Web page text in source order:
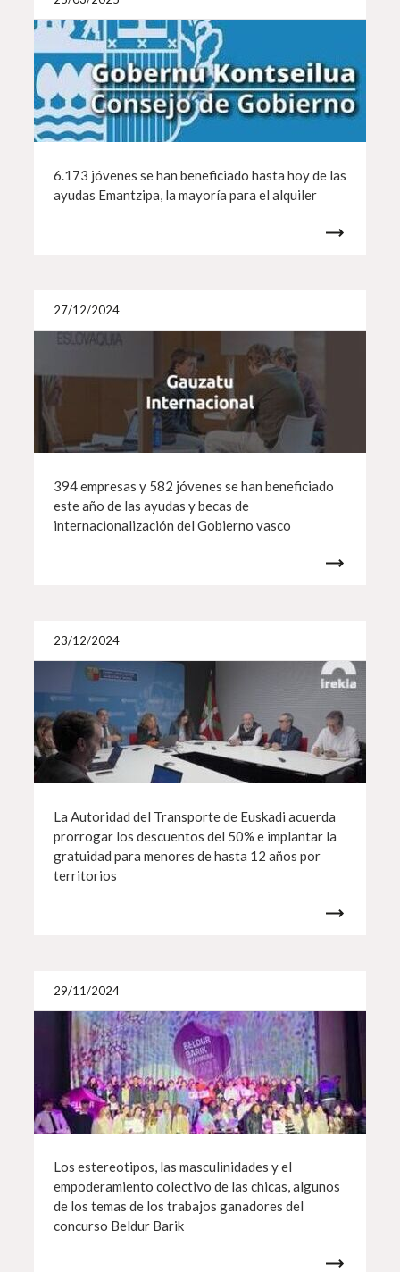
6.173 jóvenes se han beneficiado hasta hoy de las
ayudas Emantzipa, la mayoría para el alquiler
27/12/2024
394 empresas y 582 jóvenes se han beneficiado
este año de las ayudas y becas de
internacionalización del Gobierno vasco
23/12/2024
La Autoridad del Transporte de Euskadi acuerda
prorrogar los descuentos del 50% e implantar la
gratuidad para menores de hasta 12 años por
territorios
29/11/2024
Los estereotipos, las masculinidades y el
empoderamiento colectivo de las chicas, algunos
de los temas de los trabajos ganadores del
concurso Beldur Barik